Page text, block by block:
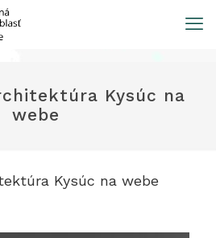
Kysúc na
webe
Kysúc na webe